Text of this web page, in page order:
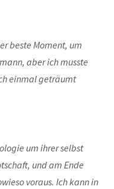
beste Moment, um
aber ich musste
einmal geträumt
um ihrer selbst
und am Ende
voraus. Ich kann in